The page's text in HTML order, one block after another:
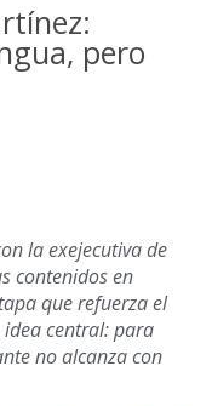
pero
la exejecutiva de
contenidos en
que refuerza el
idea central: para
no alcanza con